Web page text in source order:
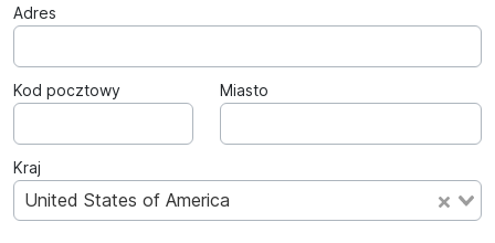
Adres
Kod pocztowy Miasto
Kraj
United States of America